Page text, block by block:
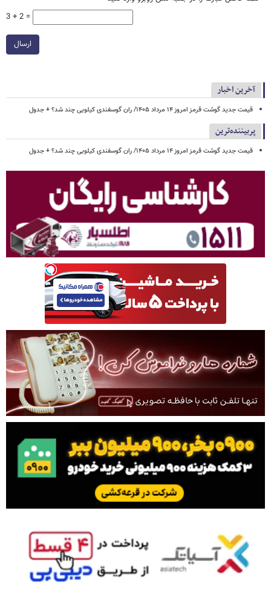
3 + 2 =
ارسال
آخرین اخبار
قیمت جدید گوشت قرمز امروز ۱۴ مرداد ۱۴۰۵/ ران گوسفندی کیلویی چند شد؟ + جدول
پربیننده‌ترین
قیمت جدید گوشت قرمز امروز ۱۴ مرداد ۱۴۰۵/ ران گوسفندی کیلویی چند شد؟ + جدول